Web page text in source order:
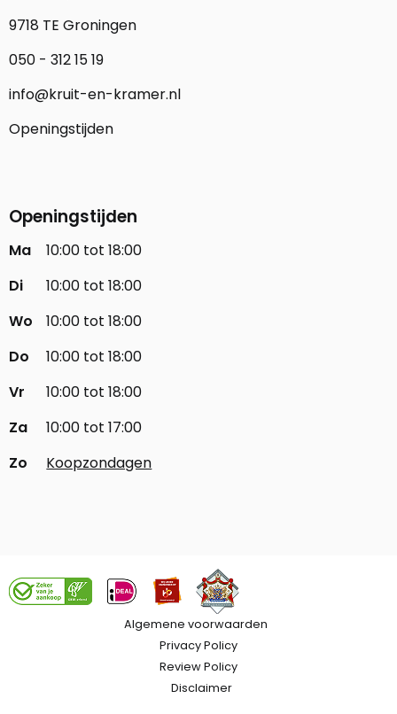
9718 TE Groningen
050 - 312 15 19
info@kruit-en-kramer.nl
Openingstijden
Openingstijden
Ma
10:00 tot 18:00
Di
10:00 tot 18:00
Wo
10:00 tot 18:00
Do
10:00 tot 18:00
Vr
10:00 tot 18:00
Za
10:00 tot 17:00
Zo
Koopzondagen
Algemene voorwaarden
Privacy Policy
Review Policy
Disclaimer